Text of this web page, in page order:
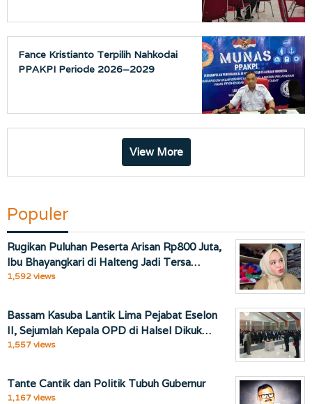
Fance Kristianto Terpilih Nahkodai
PPAKPI Periode 2026–2029
View More
Populer
Rugikan Puluhan Peserta Arisan Rp800 Juta,
Ibu Bhayangkari di Halteng Jadi Tersa…
1,592 views
Bassam Kasuba Lantik Lima Pejabat Eselon
II, Sejumlah Kepala OPD di Halsel Dikuk…
1,557 views
Tante Cantik dan Politik Tubuh Gubernur
1,167 views